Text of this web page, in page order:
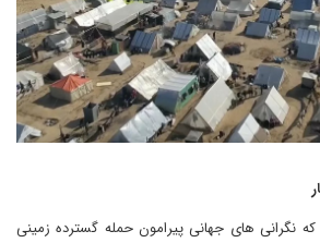
نگرانی های جهانی پیرامون حمله گسترده زمینی